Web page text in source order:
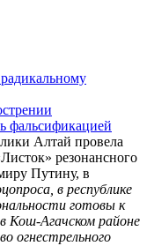
фальсификацией
Алтай провела
резонансного
Путину, в
в республике
готовы к
Кош-Агачском районе
огнестрельного